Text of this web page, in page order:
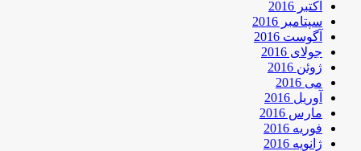
اکتبر 2016
سپتامبر 2016
آگوست 2016
جولای 2016
ژوئن 2016
می 2016
آوریل 2016
مارس 2016
فوریه 2016
ژانویه 2016